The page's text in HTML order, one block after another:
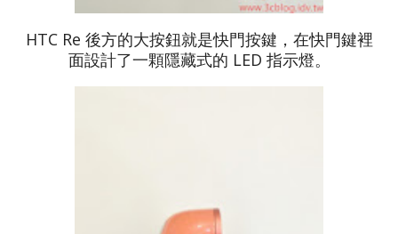
HTC Re 後方的大按鈕就是快門按鍵，在快門鍵裡
面設計了一顆隱藏式的 LED 指示燈。